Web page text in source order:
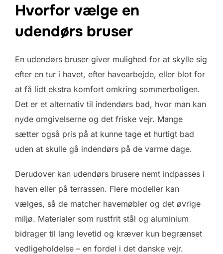
Hvorfor vælge en
udendørs bruser
En udendørs bruser giver mulighed for at skylle sig
efter en tur i havet, efter havearbejde, eller blot for
at få lidt ekstra komfort omkring sommerboligen.
Det er et alternativ til indendørs bad, hvor man kan
nyde omgivelserne og det friske vejr. Mange
sætter også pris på at kunne tage et hurtigt bad
uden at skulle gå indendørs på de varme dage.
Derudover kan udendørs brusere nemt indpasses i
haven eller på terrassen. Flere modeller kan
vælges, så de matcher havemøbler og det øvrige
miljø. Materialer som rustfrit stål og aluminium
bidrager til lang levetid og kræver kun begrænset
vedligeholdelse – en fordel i det danske vejr.